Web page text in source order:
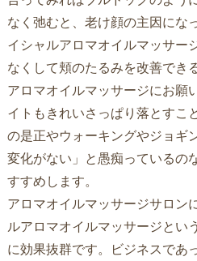
なく弛むと、老け顔の主因にな
イシャルアロマオイルマッサー
なくして頬のたるみを改善でき
アロマオイルマッサージにお願
イトもきれいさっぱり落とすこ
の是正やウォーキングやジョギ
変化がない」と愚痴っているの
すすめします。
アロマオイルマッサージサロン
ルアロマオイルマッサージとい
に効果抜群です。ビジネスであ